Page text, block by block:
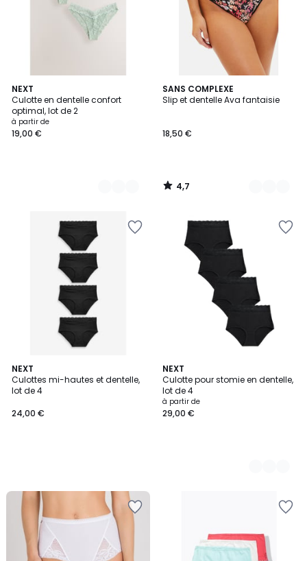
NEXT
Culotte en dentelle confort
optimal, lot de 2
à partir de
19,00 €
3
Couleurs
SANS COMPLEXE
Slip et dentelle Ava fantaisie
18,50 €
4,7
/ 5
2
Couleurs
4,7
/
NEXT
Culottes mi-hautes et dentelle,
lot de 4
24,00 €
NEXT
Culotte pour stomie en dentelle,
lot de 4
à partir de
29,00 €
3
Couleurs